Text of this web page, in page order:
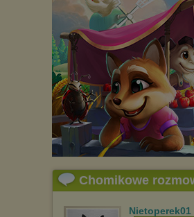
Chomikowe
Nietoperek01